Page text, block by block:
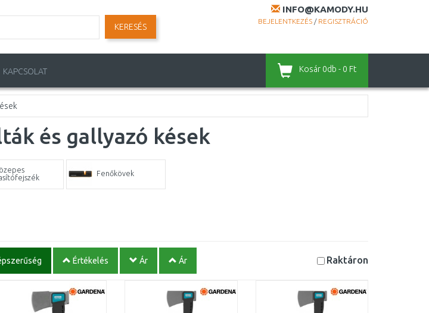
INFO@KAMODY.HU
BEJELENTKEZÉS / REGISZTRÁCIÓ
KERESÉS
KAPCSOLAT Kosár 0db - 0 Ft
és gallyazó kések
Fenőkövek
Értékelés Ár Ár Raktáron